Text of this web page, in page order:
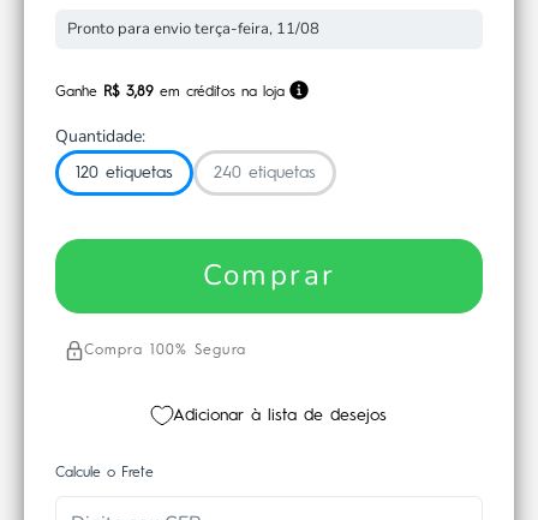
Pronto para envio terça-feira, 11/08
Ganhe R$ 3,89 em créditos na loja
Quantidade:
120 etiquetas 240 etiquetas
Comprar
Compra 100% Segura
Adicionar à lista de desejos
Calcule o Frete